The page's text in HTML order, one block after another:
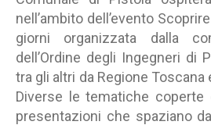
nell’ambito dell’evento
giorni organizzata dalla
dell’Ordine degli Ingegneri di
tra gli altri da Regione Toscana
Diverse le tematiche coperte
presentazioni che spaziano